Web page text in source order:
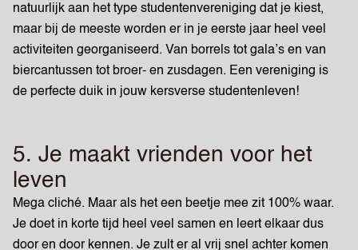
natuurlijk aan het type studentenvereniging dat je kiest,
maar bij de meeste worden er in je eerste jaar heel veel
activiteiten georganiseerd. Van borrels tot gala’s en van
biercantussen tot broer- en zusdagen. Een vereniging is
de perfecte duik in jouw kersverse studentenleven!
5. Je maakt vrienden voor het
leven
Mega cliché. Maar als het een beetje mee zit 100% waar.
Je doet in korte tijd heel veel samen en leert elkaar dus
door en door kennen. Je zult er al vrij snel achter komen